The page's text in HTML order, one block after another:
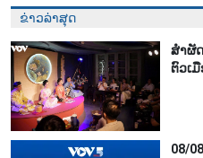
ຂ່າວລ່າສຸດ
ສຳຜັ
ຕົວເມື
08/